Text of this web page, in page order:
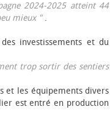
2024-2025 atteint 44
mieux ".
investissements et du
trop sortir des sentiers
et les équipements divers
est entré en production